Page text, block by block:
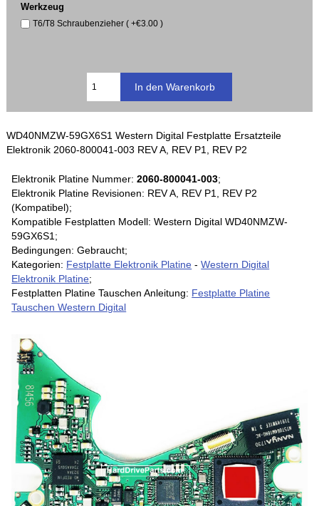
Werkzeug
T6/T8 Schraubenzieher ( +€3.00 )
WD40NMZW-59GX6S1 Western Digital Festplatte Ersatzteile
Elektronik 2060-800041-003 REV A, REV P1, REV P2
Elektronik Platine Nummer:2060-800041-003;
Elektronik Platine Revisionen: REV A, REV P1, REV P2
(Kompatibel);
Kompatible Festplatten Modell: Western Digital WD40NMZW-
59GX6S1;
Bedingungen: Gebraucht;
Kategorien: Festplatte Elektronik Platine -Western Digital
Elektronik Platine;
Festplatten Platine Tauschen Anleitung: Festplatte Platine
Tauschen Western Digital